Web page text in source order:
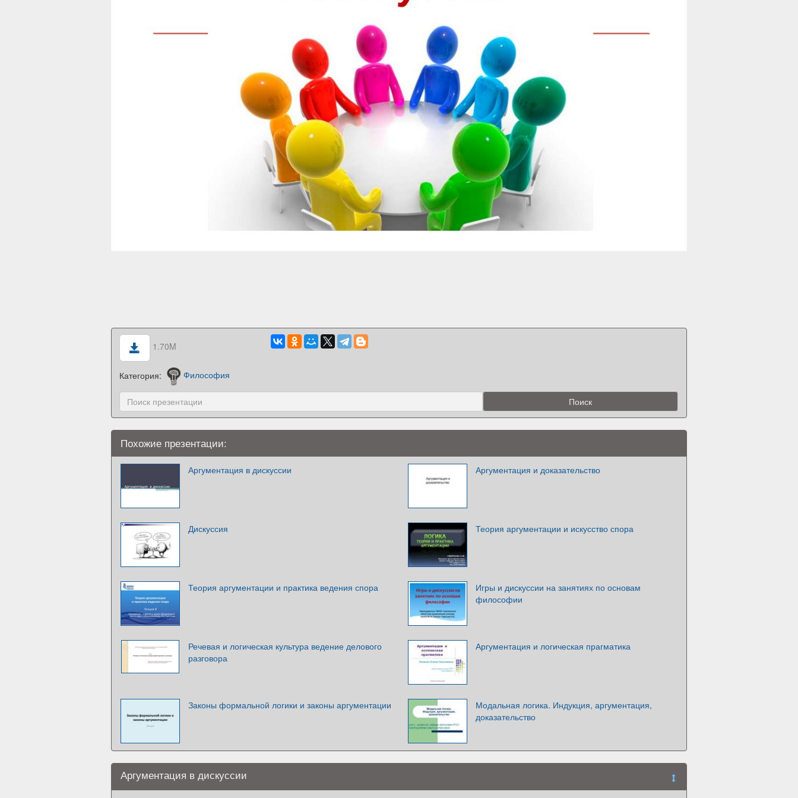
1.70M
Категория: Философия
Похожие презентации:
Аргументация в дискуссии Аргументация и доказательство
Дискуссия Теория аргументации и искусство спора
Теория аргументации и практика ведения спора
Игры и дискуссии на занятиях по основам
философии
Речевая и логическая культура ведение делового
разговора
Аргументация и логическая прагматика
Законы формальной логики и законы аргументации
Модальная логика. Индукция, аргументация,
доказательство
Аргументация в дискуссии